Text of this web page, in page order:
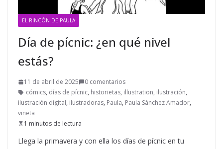
EL RINCÓN DE PAULA
Día de pícnic: ¿en qué nivel
estás?
11 de abril de 2025
0 comentarios
cómics, días de pícnic, historietas, illustration, ilustración,
ilustración digital, ilustradoras, Paula, Paula Sánchez Amador,
viñeta
1 minutos de lectura
Llega la primavera y con ella los días de pícnic en tu